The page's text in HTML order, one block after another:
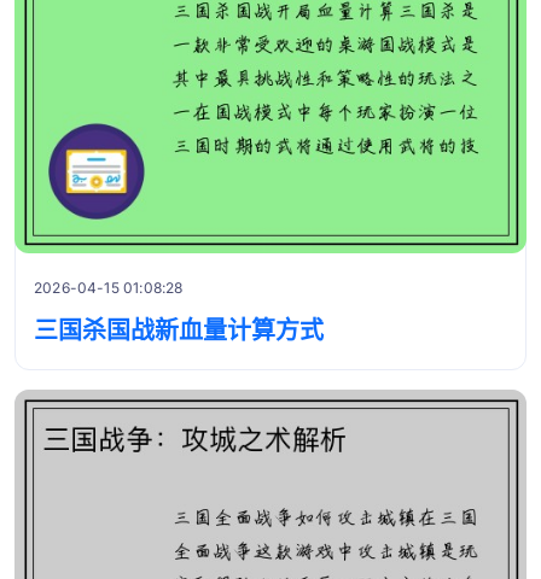
2026-04-15 01:08:28
三国杀国战新血量计算方式